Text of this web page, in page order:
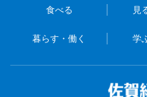
食べる 見
暮らす・働く 学